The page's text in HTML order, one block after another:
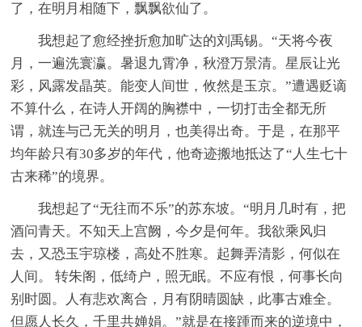
了，在明月相随下，飘飘欲仙了。
我想起了愈经挫折愈加旷达的刘禹锡。“天将今夜
月，一遍洗寰瀛。暑退九霄净，秋澄万景清。星辰让光
彩，风露发晶英。能变人间世，攸然是玉京。”遭遇贬谪
不算什么，在诗人开阔的胸襟中，一切打击全都无所
谓，就连与己无关的明月，也美得出奇。于是，在那平
均年龄只有30多岁的年代，他奇迹搬地抵达了“人生七十
古来稀”的境界。
我想起了“无往而不乐”的苏东坡。“明月几时有，把
酒问青天。不知天上宫阙，今夕是何年。我欲乘风归
去，又恐玉宇琼楼，高处不胜寒。起舞弄清影，何似在
人间。 转朱阁，低绮户，照无眠。不应有恨，何事长向
别时圆。人有悲欢离合，月有阴晴圆缺，此事古难全。
但愿人长久，千里共婵娟。”就是在接踵而来的逆境中，